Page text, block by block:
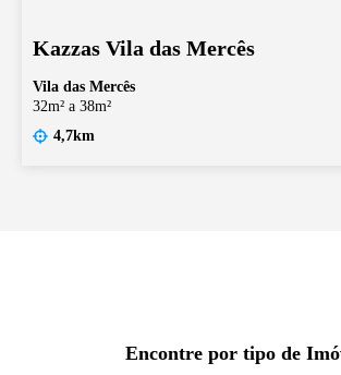
Kazzas Vila das Mercês
Vila das Mercês
32m² a 38m²
4,7km
Encontre por tipo de